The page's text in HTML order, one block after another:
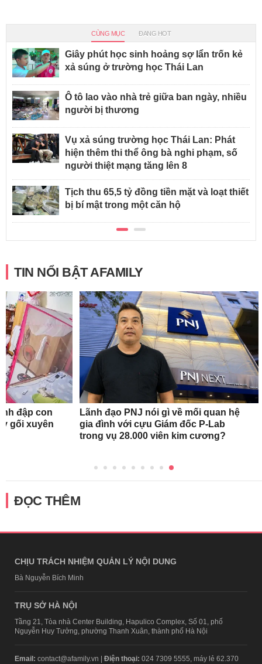
CÙNG MỤC ĐANG HOT
Giây phút học sinh hoảng sợ lẩn trốn kẻ
xả súng ở trường học Thái Lan
Ô tô lao vào nhà trẻ giữa ban ngày, nhiều
người bị thương
Vụ xả súng trường học Thái Lan: Phát
hiện thêm thi thể ông bà nghi phạm, số
người thiệt mạng tăng lên 8
Tịch thu 65,5 tỷ đồng tiền mặt và loạt thiết
bị bí mật trong một căn hộ
TIN NỔI BẬT AFAMILY
đập con
gối xuyên
Lãnh đạo PNJ nói gì về mối quan hệ
gia đình với cựu Giám đốc P-Lab
trong vụ 28.000 viên kim cương?
ĐỌC THÊM
CHỊU TRÁCH NHIỆM QUẢN LÝ NỘI DUNG
Bà Nguyễn Bích Minh
TRỤ SỞ HÀ NỘI
Tầng 21, Tòa nhà Center Building, Hapulico Complex, Số 01, phố
Nguyễn Huy Tưởng, phường Thanh Xuân, thành phố Hà Nội
Email: contact@afamily.vn | Điện thoại: 024 7309 5555, máy lẻ 62.370